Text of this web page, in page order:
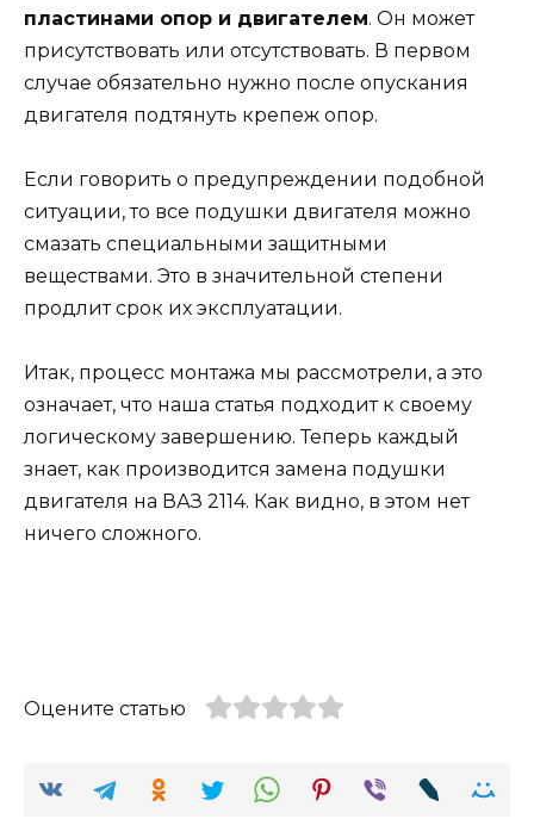
пластинами опор и двигателем. Он может
присутствовать или отсутствовать. В первом
случае обязательно нужно после опускания
двигателя подтянуть крепеж опор.
Если говорить о предупреждении подобной
ситуации, то все подушки двигателя можно
смазать специальными защитными
веществами. Это в значительной степени
продлит срок их эксплуатации.
Итак, процесс монтажа мы рассмотрели, а это
означает, что наша статья подходит к своему
логическому завершению. Теперь каждый
знает, как производится замена подушки
двигателя на ВАЗ 2114. Как видно, в этом нет
ничего сложного.
Оцените статью